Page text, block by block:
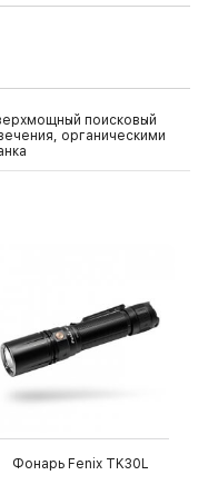
поисковый
органическими
Фонарь Fenix TK30L